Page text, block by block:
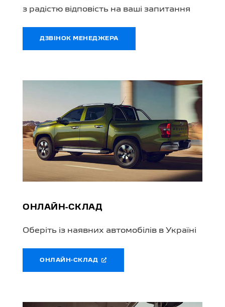
з радістю відповість на ваші запитання
ДЗВІНОК МЕНЕДЖЕРА
ОНЛАЙН-СКЛАД
Оберіть із наявних автомобілів в Україні
ОНЛАЙН-СКЛАД